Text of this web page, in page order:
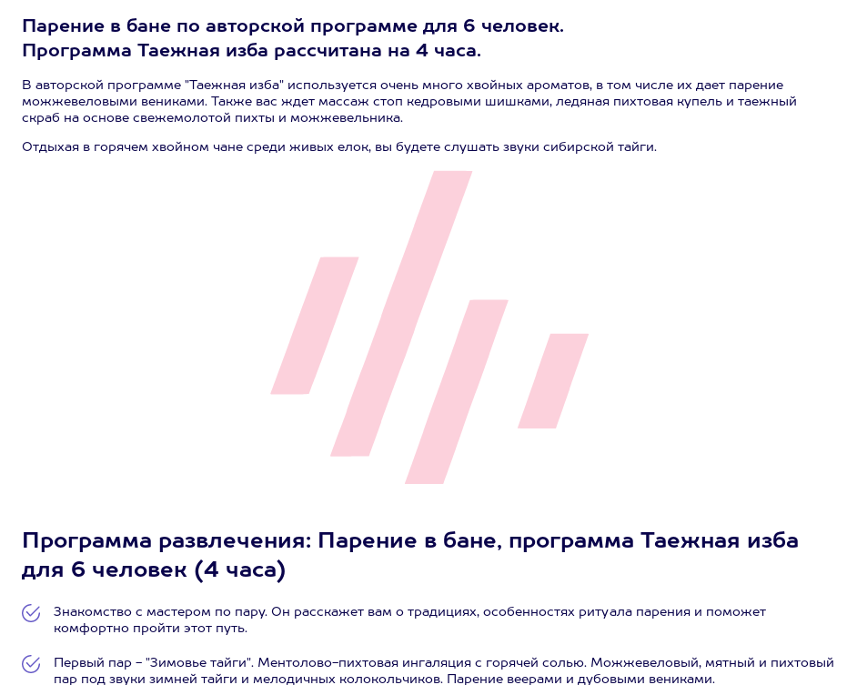
Парение в бане по авторской программе для 6 человек.
Программа Таежная изба рассчитана на 4 часа.
В авторской программе "Таежная изба" используется очень много хвойных ароматов, в том числе их дает парение
можжевеловыми вениками. Также вас ждет массаж стоп кедровыми шишками, ледяная пихтовая купель и таежный
скраб на основе свежемолотой пихты и можжевельника.
Отдыхая в горячем хвойном чане среди живых елок, вы будете слушать звуки сибирской тайги.
Программа развлечения: Парение в бане, программа Таежная изба
для 6 человек (4 часа)
Знакомство с мастером по пару. Он расскажет вам о традициях, особенностях ритуала парения и поможет
комфортно пройти этот путь.
Первый пар - "Зимовье тайги". Ментолово-пихтовая ингаляция с горячей солью. Можжевеловый, мятный и пихтовый
пар под звуки зимней тайги и мелодичных колокольчиков. Парение веерами и дубовыми вениками.